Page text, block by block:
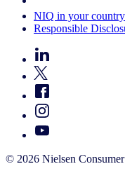
NIQ in your country
Responsible
© 2026 Nielsen